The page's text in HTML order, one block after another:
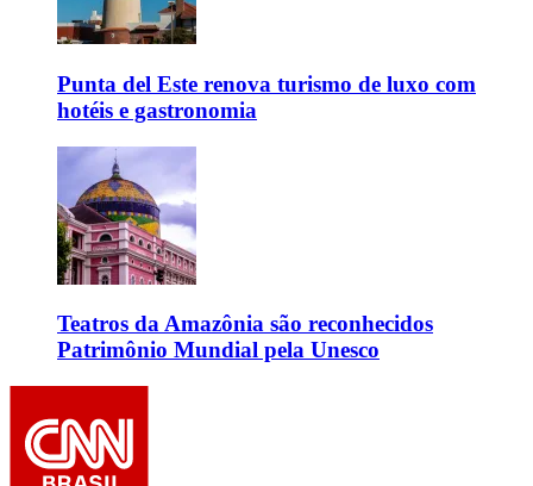
Punta del Este renova turismo de luxo com
hotéis e gastronomia
Teatros da Amazônia são reconhecidos
Patrimônio Mundial pela Unesco